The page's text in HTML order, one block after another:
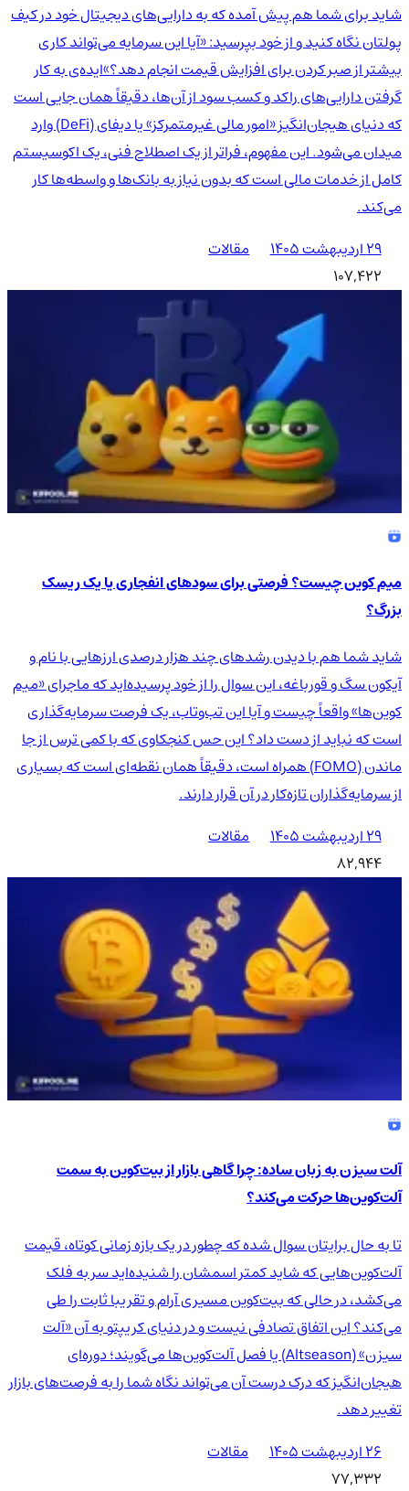
شاید برای شما هم پیش آمده که به دارایی‌های دیجیتال خود در کیف
پولتان نگاه کنید و از خود بپرسید: «آیا این سرمایه می‌تواند کاری
بیشتر از صبر کردن برای افزایش قیمت انجام دهد؟»ایده‌ی به کار
گرفتن دارایی‌های راکد و کسب سود از آن‌ها، دقیقاً همان جایی است
که دنیای هیجان‌انگیز «امور مالی غیرمتمرکز» یا دیفای (DeFi) وارد
میدان می‌شود. این مفهوم، فراتر از یک اصطلاح فنی، یک اکوسیستم
کامل از خدمات مالی است که بدون نیاز به بانک‌ها و واسطه‌ها کار
می‌کند.
۲۹ اردیبهشت ۱۴۰۵
مقالات
107,422
میم کوین چیست؟ فرصتی برای سودهای انفجاری یا یک ریسک
بزرگ؟
شاید شما هم با دیدن رشدهای چند هزار درصدی ارزهایی با نام و
آیکون سگ و قورباغه، این سوال را از خود پرسیده‌اید که ماجرای «میم
کوین‌ها» واقعاً چیست و آیا این تب‌وتاب، یک فرصت سرمایه‌گذاری
است که نباید از دست داد؟ این حس کنجکاوی که با کمی ترس از جا
ماندن (FOMO) همراه است، دقیقاً همان نقطه‌ای است که بسیاری
از سرمایه‌گذاران تازه‌کار در آن قرار دارند.
۲۹ اردیبهشت ۱۴۰۵
مقالات
82,944
آلت سیزن به زبان ساده: چرا گاهی بازار از بیت‌کوین به سمت
آلت‌کوین‌ها حرکت می‌کند؟
تا به حال برایتان سوال شده که چطور در یک بازه زمانی کوتاه، قیمت
آلت‌کوین‌هایی که شاید کمتر اسمشان را شنیده‌اید سر به فلک
می‌کشد، در حالی که بیت‌کوین مسیری آرام و تقریبا ثابت را طی
می‌کند؟ این اتفاق تصادفی نیست و در دنیای کریپتو به آن «آلت
سیزن» (Altseason) یا فصل آلت‌کوین‌ها می‌گویند؛ دوره‌ای
هیجان‌انگیز که درک درست آن می‌تواند نگاه شما را به فرصت‌های بازار
تغییر دهد.
۲۶ اردیبهشت ۱۴۰۵
مقالات
77,332